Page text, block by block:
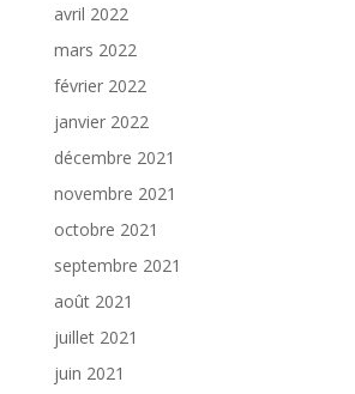
avril 2022
mars 2022
février 2022
janvier 2022
décembre 2021
novembre 2021
octobre 2021
septembre 2021
août 2021
juillet 2021
juin 2021